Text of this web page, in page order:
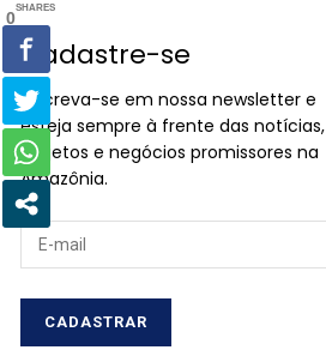
Cadastre-se
Inscreva-se em nossa newsletter e
esteja sempre à frente das notícias,
projetos e negócios promissores na
Amazônia.
0
SHARES